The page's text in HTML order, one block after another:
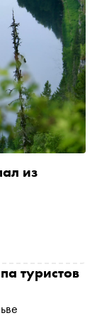
из
туристов